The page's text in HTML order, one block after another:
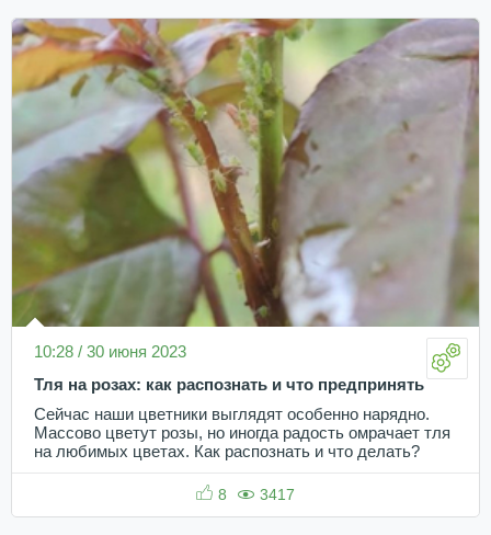
10:28 / 30 июня 2023
Тля на розах: как распознать и что предпринять
Сейчас наши цветники выглядят особенно нарядно.
Массово цветут розы, но иногда радость омрачает тля
на любимых цветах. Как распознать и что делать?
8 3417